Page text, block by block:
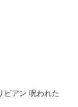
ビアン 呪われた